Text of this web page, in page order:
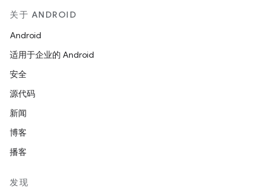
关于 ANDROID
Android
适用于企业的 Android
安全
源代码
新闻
博客
播客
发现